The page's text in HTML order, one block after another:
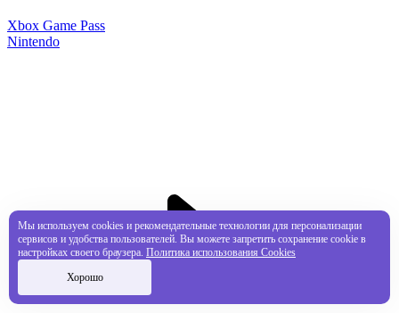
Xbox Game Pass
Nintendo
Мы используем cookies и рекомендательные технологии для персонализации
сервисов и удобства пользователей. Вы можете запретить сохранение cookie в
настройках своего браузера. Политика использования Cookies
Хорошо